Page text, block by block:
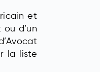
et
d’un
la liste